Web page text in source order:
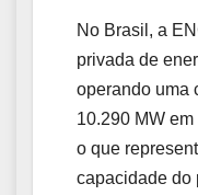
No Brasil, a
privada de
operando uma
10.290 MW
o que
capacidade do